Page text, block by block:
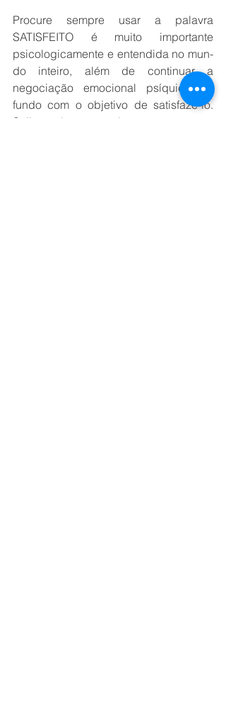
Procure sempre usar a palavra
SATISFEITO é mui­to importante
psicologica­mente e entendida no mun­
do inteiro, além de continuar a
negociação emocional psí­quica no
fundo com o obje­tivo de satisfazê-lo.
Saiba co­locar a palavra no momento